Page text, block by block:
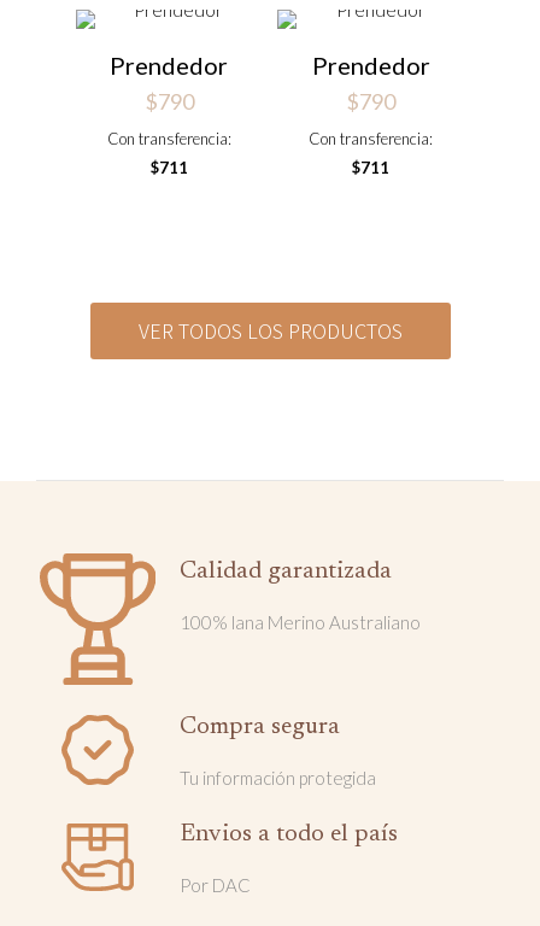
Prendedor
$790
Con transferencia:
$711
Prendedor
$790
Con transferencia:
$711
VER TODOS LOS PRODUCTOS
Calidad garantizada
100% lana Merino Australiano
Compra segura
Tu información protegida
Envios a todo el país
Por DAC